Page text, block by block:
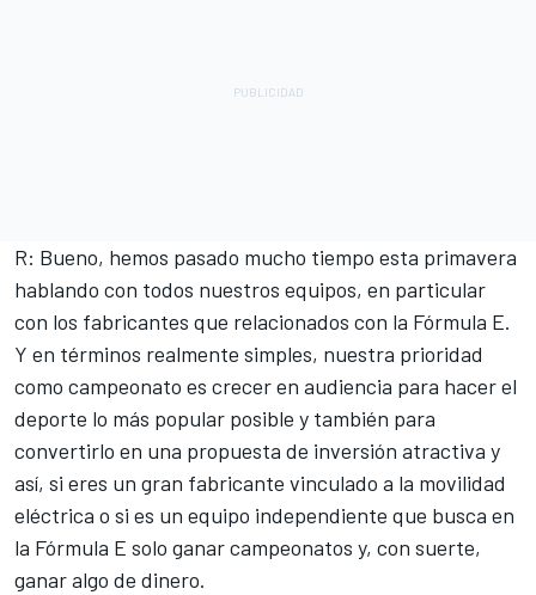
R: Bueno, hemos pasado mucho tiempo esta primavera
hablando con todos nuestros equipos, en particular
con los fabricantes que relacionados con la Fórmula E.
Y en términos realmente simples, nuestra prioridad
como campeonato es crecer en audiencia para hacer el
deporte lo más popular posible y también para
convertirlo en una propuesta de inversión atractiva y
así, si eres un gran fabricante vinculado a la movilidad
eléctrica o si es un equipo independiente que busca en
la Fórmula E solo ganar campeonatos y, con suerte,
ganar algo de dinero.